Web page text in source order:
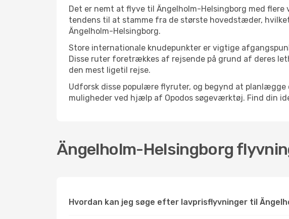
Det er nemt at flyve til Ängelholm-Helsingborg med
tendens til at stamme fra de største hovedstæder,
Ängelholm-Helsingborg.
Store internationale knudepunkter er vigtige
Disse ruter foretrækkes af rejsende på grund af deres
den mest ligetil rejse.
Udforsk disse populære flyruter, og begynd at
muligheder ved hjælp af Opodos søgeværktøj. Find din
Ängelholm-Helsingborg
Hvordan kan jeg søge efter lavprisflyvninger til